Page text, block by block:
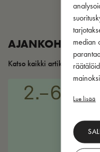
median
Lue lisää
AJANKOHTAISTA
Katso kaikki artikkelit